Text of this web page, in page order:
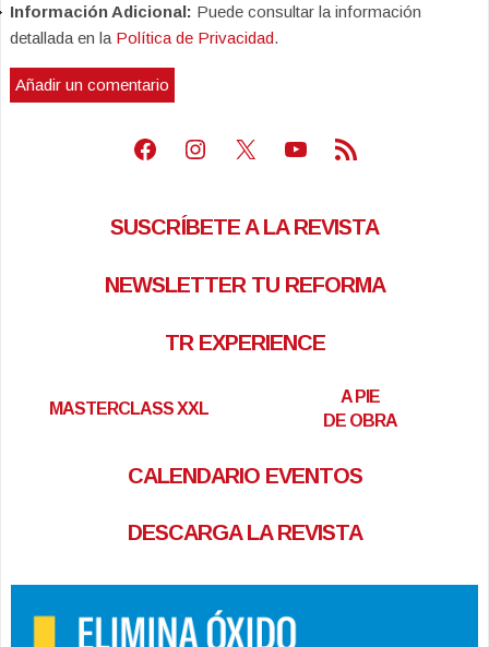
Información Adicional: Puede consultar la información
detallada en la Política de Privacidad.
Facebook
Instagram
X Youtube
Feed RSS
SUSCRÍBETE A LA REVISTA
NEWSLETTER TU REFORMA
TR EXPERIENCE
MASTERCLASS XXL
A PIE
DE OBRA
CALENDARIO EVENTOS
DESCARGA LA REVISTA